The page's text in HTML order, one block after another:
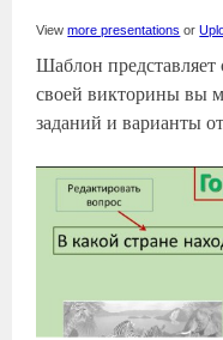
Viewmore presentations or
Шаблон представляет
своей викторины вы
заданий и варианты